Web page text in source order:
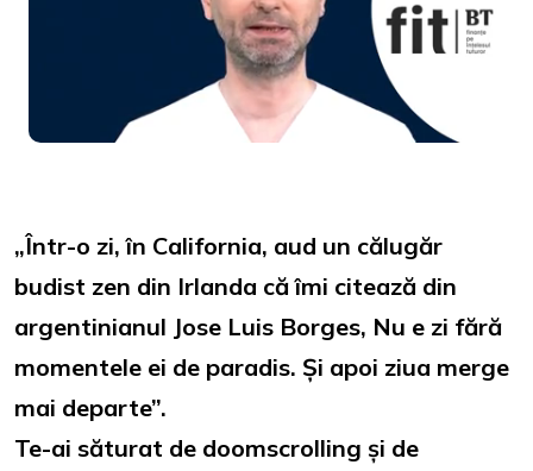
Unmute
„Într-o zi, în California, aud un călugăr
budist zen din Irlanda că îmi citează din
argentinianul Jose Luis Borges, Nu e zi fără
momentele ei de paradis. Și apoi ziua merge
mai departe”.
Te-ai săturat de doomscrolling și de